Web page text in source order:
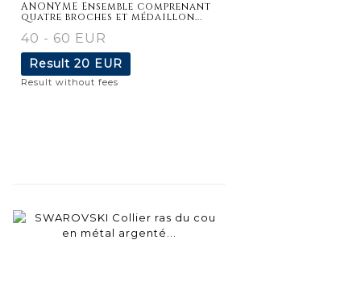
ANONYME Ensemble comprenant
quatre broches et médaillon...
40 - 60 EUR
Result 20 EUR
Result without fees